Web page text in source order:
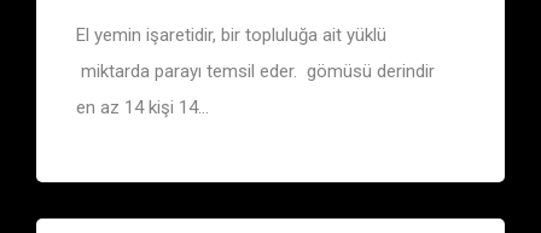
El yemin işaretidir, bir topluluğa ait yüklü
miktarda parayı temsil eder. gömüsü derindir
en az 14 kişi 14...